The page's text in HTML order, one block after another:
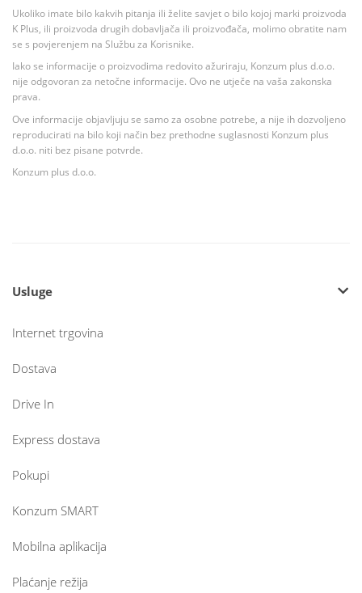
Ukoliko imate bilo kakvih pitanja ili želite savjet o bilo kojoj marki proizvoda
K Plus, ili proizvoda drugih dobavljača ili proizvođača, molimo obratite nam
se s povjerenjem na Službu za Korisnike.
Iako se informacije o proizvodima redovito ažuriraju, Konzum plus d.o.o.
nije odgovoran za netočne informacije. Ovo ne utječe na vaša zakonska
prava.
Ove informacije objavljuju se samo za osobne potrebe, a nije ih dozvoljeno
reproducirati na bilo koji način bez prethodne suglasnosti Konzum plus
d.o.o. niti bez pisane potvrde.
Konzum plus d.o.o.
Usluge
Internet trgovina
Dostava
Drive In
Express dostava
Pokupi
Konzum SMART
Mobilna aplikacija
Plaćanje režija